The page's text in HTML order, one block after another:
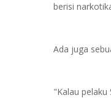
berisi
Ada juga
"Kalau